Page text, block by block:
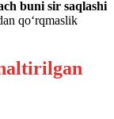
buni sir saqlashi
qo‘rqmaslik